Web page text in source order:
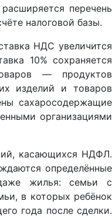
перечень
налоговой базы.
НДС увеличится
10% сохраняется
— продуктов
изделий и товаров
сахаросодержащие
организациями
касающихся НДФЛ.
определённые
жилья: семьи с
в которых ребёнок
года после сделки.